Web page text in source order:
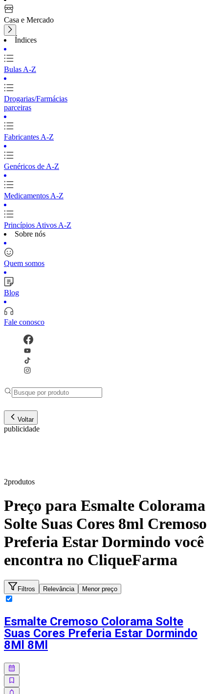
Casa e Mercado
Índices
Bulas A-Z
Drogarias/Farmácias
parceiras
Fabricantes A-Z
Genéricos de A-Z
Medicamentos A-Z
Princípios Ativos A-Z
Sobre nós
Quem somos
Blog
Fale conosco
Voltar
publicidade
2produtos
Preço para Esmalte Colorama
Solte Suas Cores 8ml Cremoso
Preferia Estar Dormindo você
encontra no CliqueFarma
Filtros Relevância Menor preço
Esmalte Cremoso Colorama Solte
Suas Cores Preferia Estar Dormindo
8Ml 8Ml